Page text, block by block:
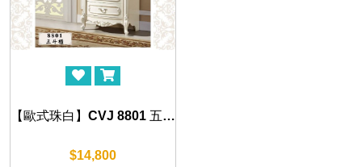
【歐式珠白】CVJ 8801 五斗櫃 70cm
$14,800